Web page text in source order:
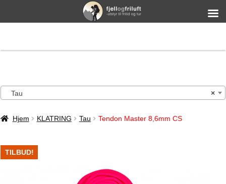
×
Tau
Hjem KLATRING Tau Tendon Master 8,6mm CS
TILBUD!